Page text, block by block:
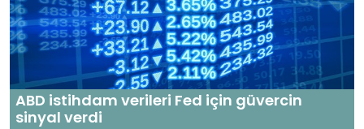
ABD istihdam verileri Fed için güvercin
sinyal verdi